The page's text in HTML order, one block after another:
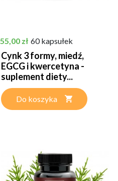
Cena
55,00 zł 60 kapsułek
Cynk 3 formy, miedź,
EGCG i kwercetyna -
suplement diety...
Do koszyka